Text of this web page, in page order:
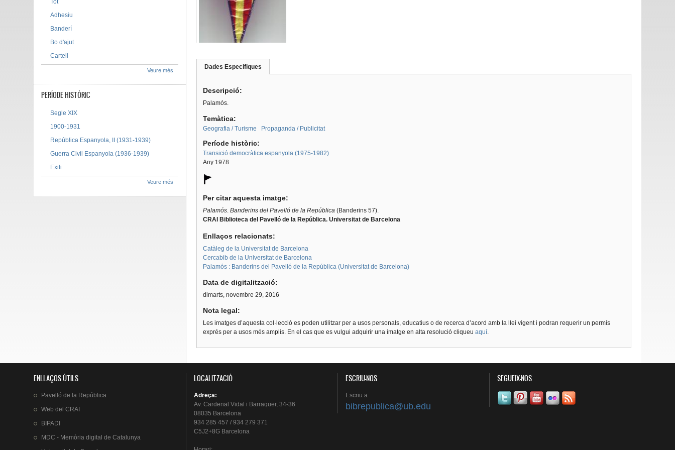
Dades Especifiques
activa)
Descripció:
Palamós.
Temàtica:
Geografia / Turisme Propaganda / Publicitat
Període històric:
Transició democràtica espanyola (1975-1982)
Any 1978
Per citar aquesta imatge:
Palamós. Banderins del Pavelló de la República(Banderins 57).
CRAI Biblioteca del Pavelló de la República. Universitat de Barcelona
Enllaços relacionats:
Catàleg de la Universitat de Barcelona
Cercabib de la Universitat de Barcelona
Palamós : Banderins del Pavelló de la República (Universitat de Barcelona)
Data de digitalització:
dimarts, novembre 29, 2016
Nota legal:
Les imatges d’aquesta col·lecció es poden utilitzar per a usos personals, educatius o de recerca d’acord amb la llei vigent i podran requerir un permís
exprés per a usos més amplis. En el cas que es vulgui adquirir una imatge en alta resolució cliqueu aquí.
Tot
Adhesiu
Banderí
Bo d'ajut
Cartell
Veure més
PERÍODE HISTÒRIC
Segle XIX
1900-1931
República Espanyola, II (1931-1939)
Guerra Civil Espanyola (1936-1939)
Exili
Veure més
ENLLAÇOS ÚTILS
Pavelló de la República
Web delCRAI
BIPADI
MDC - Memòria digital de Catalunya
LOCALITZACIÓ
Adreça:
Av. Cardenal Vidal i Barraquer, 34-36
08035 Barcelona
934 285 457 / 934 279 371
C5J2+8G Barcelona
ESCRIU-NOS
Escriu a
bibrepublica@ub.edu
SEGUEIX-NOS